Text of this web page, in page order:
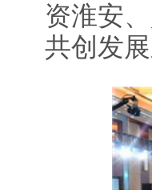
资淮安
共创发